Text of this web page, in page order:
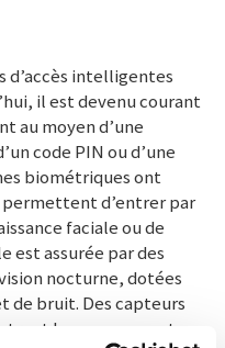
d’accès intelligentes
il est devenu courant
au moyen d’une
code PIN ou d’une
biométriques ont
d’entrer par
faciale ou de
est assurée par des
nocturne, dotées
de bruit. Des capteurs
les mouvements